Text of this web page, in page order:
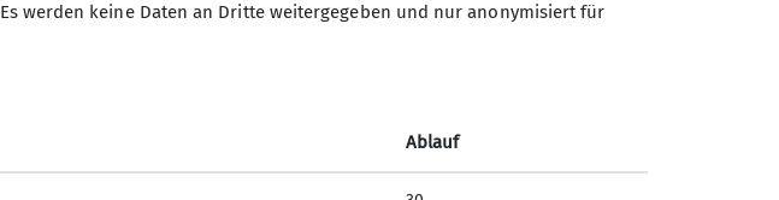
Lösorter Straße 115
werden keine Daten an Dritte weitergegeben und nur anonymisiert für
Ablauf